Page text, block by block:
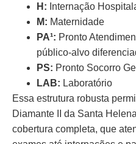
H: Internação
M: Maternidade
PA¹: Pronto
público-alvo
PS: Pronto Socorro
LAB: Laboratório
Essa estrutura robusta
Diamante II da Santa
cobertura completa, que